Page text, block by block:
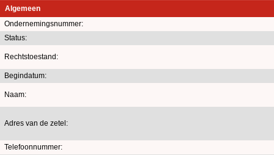
Algemeen
Ondernemingsnummer:
Status:
Rechtstoestand:
Begindatum:
Naam:
Adres van de zetel:
Telefoonnummer: